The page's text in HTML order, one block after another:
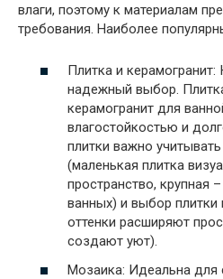
влаги, поэтому к материалам
требования. Наиболее
Плитка и керамогранит:
надежный выбор.
керамогранит для
влагостойкостью и
плитки важно
(маленькая плитка
пространство, крупная
ванных) и выбор плитки
оттенки расширяют
создают уют).
Мозаика: Идеальна для